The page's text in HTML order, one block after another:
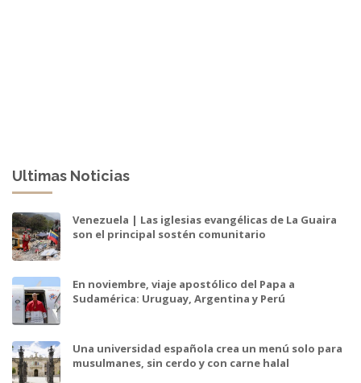
Ultimas Noticias
Venezuela | Las iglesias evangélicas de La Guaira
son el principal sostén comunitario
En noviembre, viaje apostólico del Papa a
Sudamérica: Uruguay, Argentina y Perú
Una universidad española crea un menú solo para
musulmanes, sin cerdo y con carne halal